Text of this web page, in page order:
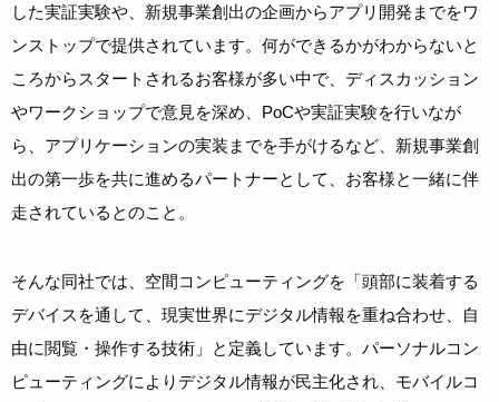
した実証実験や、新規事業創出の企画からアプリ開発までをワ
ンストップで提供されています。何ができるかがわからないと
ころからスタートされるお客様が多い中で、ディスカッション
やワークショップで意見を深め、PoCや実証実験を行いなが
ら、アプリケーションの実装までを手がけるなど、新規事業創
出の第一歩を共に進めるパートナーとして、お客様と一緒に伴
走されているとのこと。
そんな同社では、空間コンピューティングを「頭部に装着する
デバイスを通して、現実世界にデジタル情報を重ね合わせ、自
由に閲覧・操作する技術」と定義しています。パーソナルコン
ピューティングによりデジタル情報が民主化され、モバイルコ